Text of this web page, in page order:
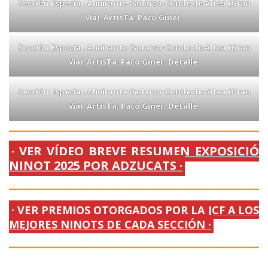
Sección Especial. Almirante Cadarso-Conde de Altea (Gran
Vía). ArtisTa: Paco Giner.
Sección Especial. Almirante Cadarso-Conde de Altea (Gran
Vía). ArtisTa: Paco Giner. Detalle.
Sección Especial. Almirante Cadarso-Conde de Altea (Gran
Vía). ArtisTa: Paco Giner. Detalle.
· VER VÍDEO BREVE RESUMEN EXPOSICIÓ
NINOT 2025 POR ADZUCATS ·
· VER PREMIOS OTORGADOS POR LA JCF A LOS
MEJORES NINOTS DE CADA SECCIÓN ·